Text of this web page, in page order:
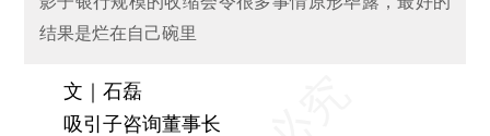
结果是烂在自己碗里
文｜石磊
吸引子咨询董事长